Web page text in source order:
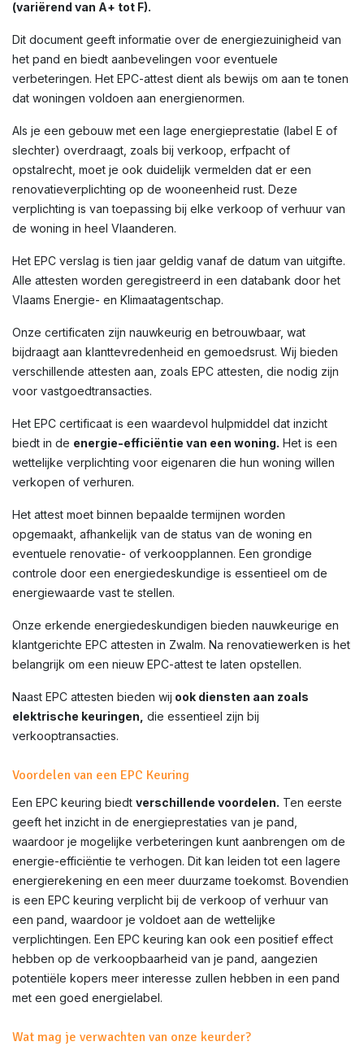
(variërend van A+ tot F).
Dit document geeft informatie over de energiezuinigheid van
het pand en biedt aanbevelingen voor eventuele
verbeteringen. Het EPC-attest dient als bewijs om aan te tonen
dat woningen voldoen aan energienormen.
Als je een gebouw met een lage energieprestatie (label E of
slechter) overdraagt, zoals bij verkoop, erfpacht of
opstalrecht, moet je ook duidelijk vermelden dat er een
renovatieverplichting op de wooneenheid rust. Deze
verplichting is van toepassing bij elke verkoop of verhuur van
de woning in heel Vlaanderen.
Het EPC verslag is tien jaar geldig vanaf de datum van uitgifte.
Alle attesten worden geregistreerd in een databank door het
Vlaams Energie- en Klimaatagentschap.
Onze certificaten zijn nauwkeurig en betrouwbaar, wat
bijdraagt aan klanttevredenheid en gemoedsrust. Wij bieden
verschillende attesten aan, zoals EPC attesten, die nodig zijn
voor vastgoedtransacties.
Het EPC certificaat is een waardevol hulpmiddel dat inzicht
biedt in de energie-efficiëntie van een woning. Het is een
wettelijke verplichting voor eigenaren die hun woning willen
verkopen of verhuren.
Het attest moet binnen bepaalde termijnen worden
opgemaakt, afhankelijk van de status van de woning en
eventuele renovatie- of verkoopplannen. Een grondige
controle door een energiedeskundige is essentieel om de
energiewaarde vast te stellen.
Onze erkende energiedeskundigen bieden nauwkeurige en
klantgerichte EPC attesten in Zwalm. Na renovatiewerken is het
belangrijk om een nieuw EPC-attest te laten opstellen.
Naast EPC attesten bieden wij ook diensten aan zoals
elektrische keuringen, die essentieel zijn bij
verkooptransacties.
Voordelen van een EPC Keuring
Een EPC keuring biedt verschillende voordelen. Ten eerste
geeft het inzicht in de energieprestaties van je pand,
waardoor je mogelijke verbeteringen kunt aanbrengen om de
energie-efficiëntie te verhogen. Dit kan leiden tot een lagere
energierekening en een meer duurzame toekomst. Bovendien
is een EPC keuring verplicht bij de verkoop of verhuur van
een pand, waardoor je voldoet aan de wettelijke
verplichtingen. Een EPC keuring kan ook een positief effect
hebben op de verkoopbaarheid van je pand, aangezien
potentiële kopers meer interesse zullen hebben in een pand
met een goed energielabel.
Wat mag je verwachten van onze keurder?